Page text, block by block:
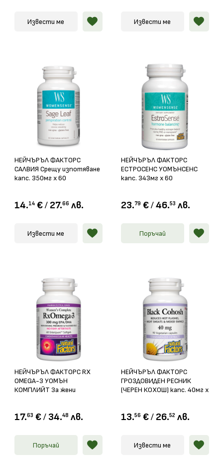
Извести ме Извести ме
НЕЙЧЪРЪЛ ФАКТОРС
САЛВИЯ Срещу изпотяване
капс. 350мг х 60
14.14 € / 27.66 лв.
Извести ме
НЕЙЧЪРЪЛ ФАКТОРС
ЕСТРОСЕНС УОМЪНСЕНС
капс. 343мг x 60
23.79 € / 46.53 лв.
Поръчай
НЕЙЧЪРЪЛ ФАКТОРС RX
OMEGA-3 УОМЪН
КОМПЛИЙТ За жени
17.63 € / 34.48 лв.
Поръчай
НЕЙЧЪРЪЛ ФАКТОРС
ГРОЗДОВИДЕН РЕСНИК
(ЧЕРЕН КОХОШ) капс. 40мг х
13.56 € / 26.52 лв.
Извести ме